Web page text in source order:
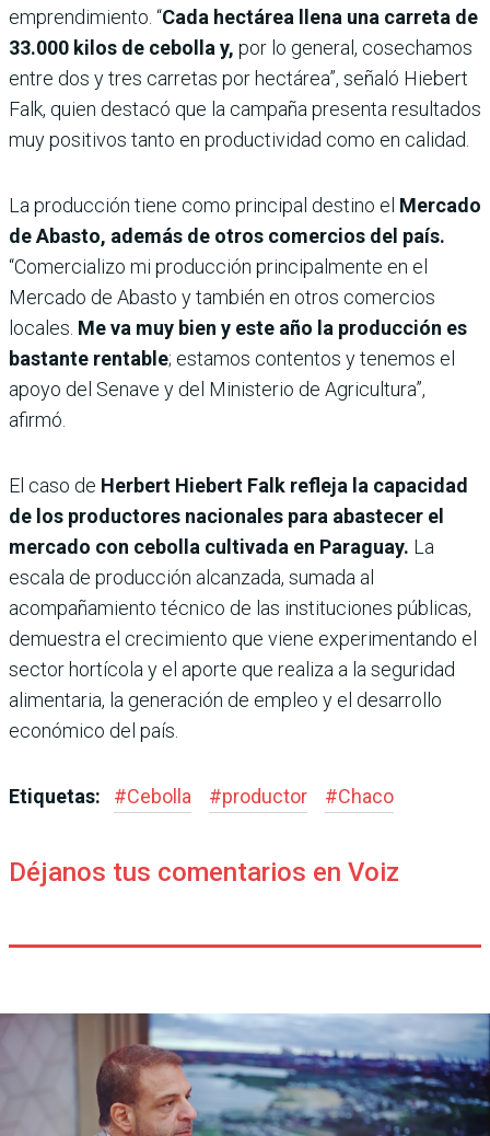
emprendimiento. “Cada hectárea llena una carreta de
33.000 kilos de cebolla y, por lo general, cosechamos
entre dos y tres carretas por hectárea”, señaló Hiebert
Falk, quien destacó que la campaña presenta resultados
muy positivos tanto en productividad como en calidad.
La producción tiene como principal destino el Mercado
de Abasto, además de otros comercios del país.
“Comercializo mi producción principalmente en el
Mercado de Abasto y también en otros comercios
locales. Me va muy bien y este año la producción es
bastante rentable; estamos contentos y tenemos el
apoyo del Senave y del Ministerio de Agricultura”,
afirmó.
El caso de Herbert Hiebert Falk refleja la capacidad
de los productores nacionales para abastecer el
mercado con cebolla cultivada en Paraguay. La
escala de producción alcanzada, sumada al
acompañamiento técnico de las instituciones públicas,
demuestra el crecimiento que viene experimentando el
sector hortícola y el aporte que realiza a la seguridad
alimentaria, la generación de empleo y el desarrollo
económico del país.
Etiquetas: #Cebolla #productor #Chaco
Déjanos tus comentarios en Voiz